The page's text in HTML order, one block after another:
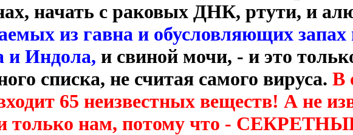
начать с раковых ДНК, ртути, и
из гавна и обусловляющих запах
и Индола, и свиной мочи, - и это
списка, не считая самого вируса. В
65 неизвестных веществ! А не
только нам, потому что -